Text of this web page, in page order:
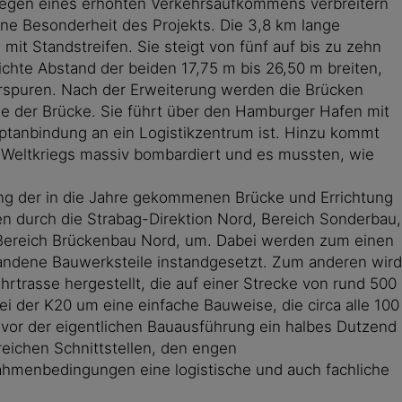
Besonderheit des Projekts. Die 3,8 km lange
Standstreifen. Sie steigt von fünf auf bis zu zehn
Abstand der beiden 17,75 m bis 26,50 m breiten,
Nach der Erweiterung werden die Brücken
der Brücke. Sie führt über den Hamburger Hafen mit
an ein Logistikzentrum ist. Hinzu kommt
massiv bombardiert und es mussten, wie
der in die Jahre gekommenen Brücke und Errichtung
durch die Strabag-Direktion Nord, Bereich Sonderbau,
Brückenbau Nord, um. Dabei werden zum einen
Bauwerksteile instandgesetzt. Zum anderen wird
hergestellt, die auf einer Strecke von rund 500
der K20 um eine einfache Bauweise, die circa alle 100
der eigentlichen Bauausführung ein halbes Dutzend
Schnittstellen, den engen
eine logistische und auch fachliche